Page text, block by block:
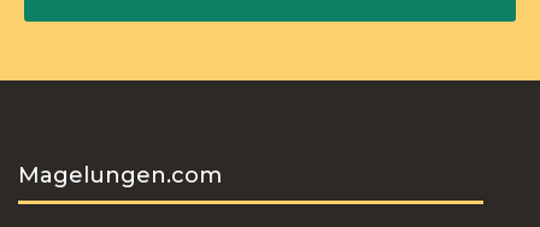
Magelungen.com